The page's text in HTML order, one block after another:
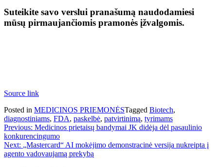
Suteikite savo verslui pranašumą naudodamiesi
mūsų pirmaujančiomis pramonės įžvalgomis.
Source link
Posted in MEDICINOS PRIEMONĖSTagged Biotech,
diagnostiniams, FDA, paskelbė, patvirtinimą, tyrimams
Navigacija
tarp
įrašų
Previous: Medicinos prietaisų bandymai JK didėja dėl pasaulinio
konkurencingumo
Next: „Mastercard“ AI mokėjimo demonstracinė versija nukreipta į
agento vadovaujamą prekybą